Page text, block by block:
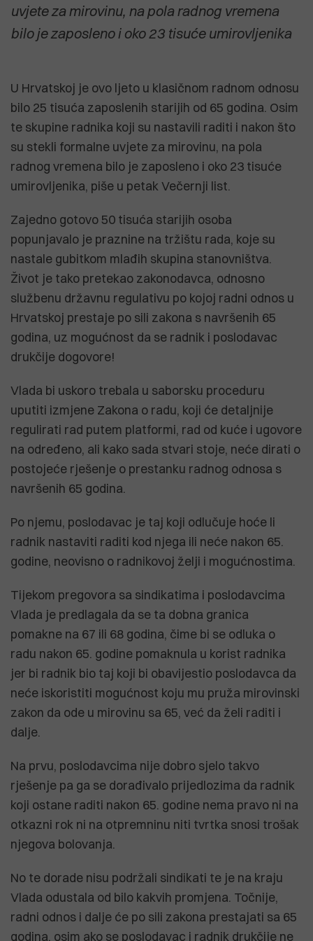
uvjete za mirovinu, na pola radnog vremena
bilo je zaposleno i oko 23 tisuće umirovljenika
U Hrvatskoj je ovo ljeto u klasičnom radnom odnosu
bilo 25 tisuća zaposlenih starijih od 65 godina. Osim
te skupine radnika koji su nastavili raditi i nakon što
su stekli formalne uvjete za mirovinu, na pola
radnog vremena bilo je zaposleno i oko 23 tisuće
umirovljenika, piše u petak Večernji list.
Zajedno gotovo 50 tisuća starijih osoba
popunjavalo je praznine na tržištu rada, koje su
nastale gubitkom mlađih skupina stanovništva.
Život je tako pretekao zakonodavca, odnosno
službenu državnu regulativu po kojoj radni odnos u
Hrvatskoj prestaje po sili zakona s navršenih 65
godina, uz mogućnost da se radnik i poslodavac
drukčije dogovore!
Vlada bi uskoro trebala u saborsku proceduru
uputiti izmjene Zakona o radu, koji će detaljnije
regulirati rad putem platformi, rad od kuće i ugovore
na određeno, ali kako sada stvari stoje, neće dirati o
postojeće rješenje o prestanku radnog odnosa s
navršenih 65 godina.
Po njemu, poslodavac je taj koji odlučuje hoće li
radnik nastaviti raditi kod njega ili neće nakon 65.
godine, neovisno o radnikovoj želji i mogućnostima.
Tijekom pregovora sa sindikatima i poslodavcima
Vlada je predlagala da se ta dobna granica
pomakne na 67 ili 68 godina, čime bi se odluka o
radu nakon 65. godine pomaknula u korist radnika
jer bi radnik bio taj koji bi obavijestio poslodavca da
neće iskoristiti mogućnost koju mu pruža mirovinski
zakon da ode u mirovinu sa 65, već da želi raditi i
dalje.
Na prvu, poslodavcima nije dobro sjelo takvo
rješenje pa ga se dorađivalo prijedlozima da radnik
koji ostane raditi nakon 65. godine nema pravo ni na
otkazni rok ni na otpremninu niti tvrtka snosi trošak
njegova bolovanja.
No te dorade nisu podržali sindikati te je na kraju
Vlada odustala od bilo kakvih promjena. Točnije,
radni odnos i dalje će po sili zakona prestajati sa 65
godina, osim ako se poslodavac i radnik drukčije ne